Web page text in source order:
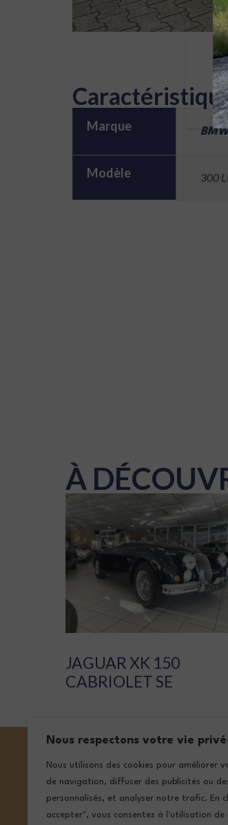
Nous respectons votre vie
Nous utilisons des cookies pour améliorer
de navigation, diffuser des publicités ou
personnalisés, et analyser notre trafic. En
accepter", vous consentez à l'utilisation de
Marque BMW
Modèle 300
À
JAGUAR XK 150
CABRIOLET SE